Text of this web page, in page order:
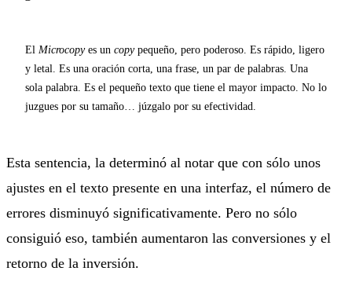
El Microcopyes un copypequeño, pero poderoso. Es rápido, ligero
y letal. Es una oración corta, una frase, un par de palabras. Una
sola palabra. Es el pequeño texto que tiene el mayor impacto. No lo
juzgues por su tamaño… júzgalo por su efectividad.
Esta sentencia, la determinó al notar que con sólo unos
ajustes en el texto presente en una interfaz, el número de
errores disminuyó significativamente. Pero no sólo
consiguió eso, también aumentaron las conversiones y el
retorno de la inversión.